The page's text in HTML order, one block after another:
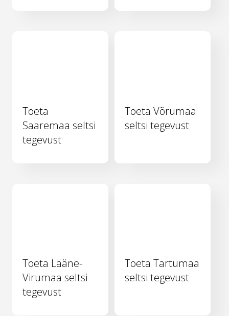
Toeta
Saaremaa seltsi
tegevust
Toeta Võrumaa
seltsi tegevust
Toeta Lääne-
Virumaa seltsi
tegevust
Toeta Tartumaa
seltsi tegevust